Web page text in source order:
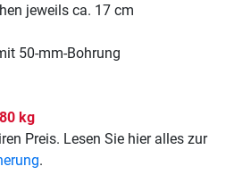
jeweils ca. 17 cm
50-mm-Bohrung
kg
Preis. Lesen Sie hier alles zur
.